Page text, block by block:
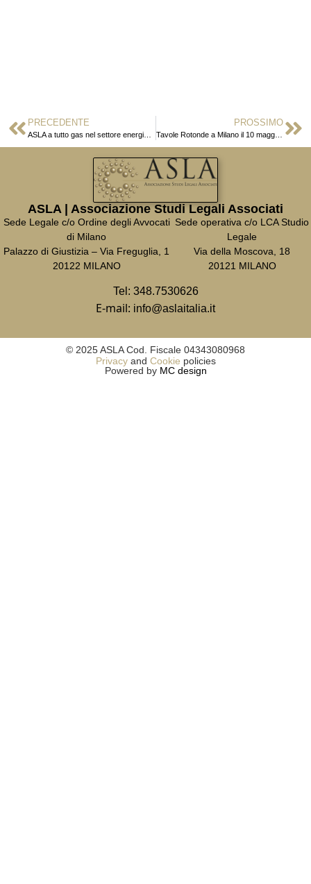
PRECEDENTE PROSSIMO
Tavole Rotonde a Milano il 10 maggio sulla Corporate Compliance
ASLA | Associazione Studi Legali Associati
Sede Legale c/o Ordine degli Avvocati
di Milano
Palazzo di Giustizia – Via Freguglia, 1
20122 MILANO
Sede operativa c/o LCA Studio
Legale
Via della Moscova, 18
20121 MILANO
Tel: 348.7530626
E-mail: info@aslaitalia.it
© 2025 ASLA Cod. Fiscale 04343080968
Privacyand Cookie policies
Powered by MC design